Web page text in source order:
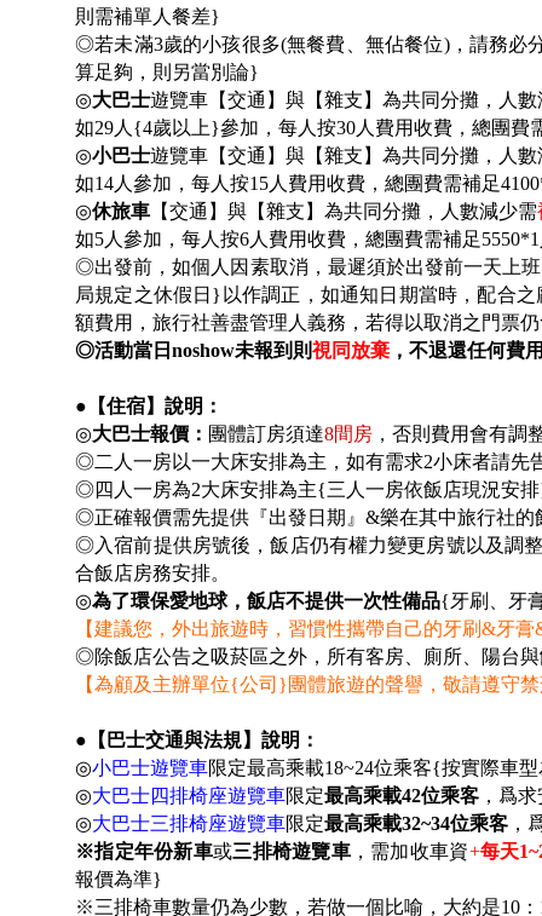
則需補單人餐差}
◎若未滿3歲的小孩很多(無餐費、無佔餐位)，請務必
算足夠，則另當別論}
◎大巴士遊覽車【交通】與【雜支】為共同分攤，人數
如29人{4歲以上}參加，每人按30人費用收費，總團費
◎小巴士遊覽車【交通】與【雜支】為共同分攤，人數
如14人參加，每人按15人費用收費，總團費需補足
◎休旅車 【交通】與【雜支】為共同分攤，人數減少需
如5人參加，每人按6人費用收費，總團費需補足
◎出發前，如個人因素取消，最遲須於出發前一天上
局規定之休假日}以作調正，如通知日期當時，配合
額費用，旅行社善盡管理人義務，若得以取消之門票
◎活動當日noshow未報到則視同放棄 ，不退還任何費
●【住宿】說明：
◎大巴士報價： 團體訂房須達8間房 ，否則費用會有調
◎二人一房以一大床安排為主，如有需求2小床者請先
◎四人一房為2大床安排為主{三人一房依飯店現況安
◎正確報價需先提供『出發日期』&樂在其中旅行社
◎入宿前提供房號後，飯店仍有權力變更房號以及調
合飯店房務安排。
◎為了環保愛地球，飯店不提供一次性備品{牙刷、牙
【建議您，外出旅遊時，習慣性攜帶自己的牙刷&牙
◎除飯店公告之吸菸區之外，所有客房、廁所、陽台與
【為顧及主辦單位{公司}團體旅遊的聲譽，敬請遵守
● 【巴士交通與法規】說明：
◎小巴士遊覽車限定最高乘載18~24位乘客{按實際車
◎大巴士四排椅座遊覽車限定最高乘載42位乘客 ，爲
◎大巴士三排椅座遊覽車限定最高乘載32~34位乘客 ，
※指定年份新車或三排椅遊覽車，需加收車資+每天
報價為準}
※三排椅車數量仍為少數，若做一個比喻，大約是10